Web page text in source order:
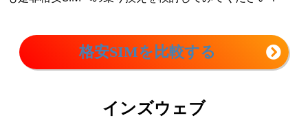
格安SIMを比較する
インズウェブ